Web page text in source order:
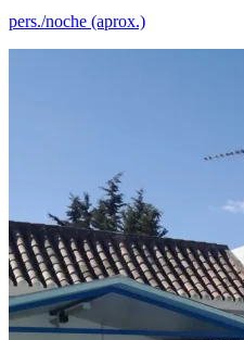
pers./noche (aprox.)